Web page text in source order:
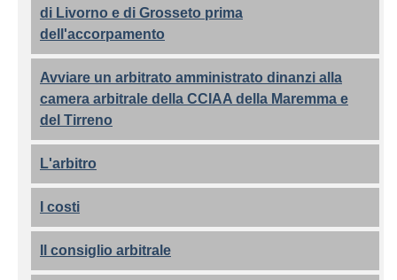
di Livorno e di Grosseto prima
dell'accorpamento
Avviare un arbitrato amministrato dinanzi alla
camera arbitrale della CCIAA della Maremma e
del Tirreno
L'arbitro
I costi
Il consiglio arbitrale